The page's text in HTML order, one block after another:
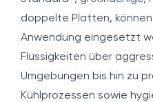
doppelte Platten,
Anwendung eingesetzt
Flüssigkeiten über
Umgebungen bis hin zu
Kühlprozessen sowie